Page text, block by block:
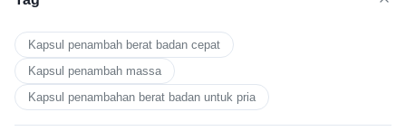
Kapsul penambah berat badan cepat
Kapsul penambah massa
Kapsul penambahan berat badan untuk pria